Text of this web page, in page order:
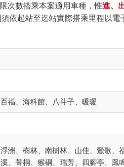
次數搭乘本案適用車種，惟進、
依起站至迄站實際搭乘里程以電
福、海科館、八斗子、暖暖
洲、樹林、南樹林、山佳、鶯歌、
、菁桐、猴硐、瑞芳、四腳亭、鳳